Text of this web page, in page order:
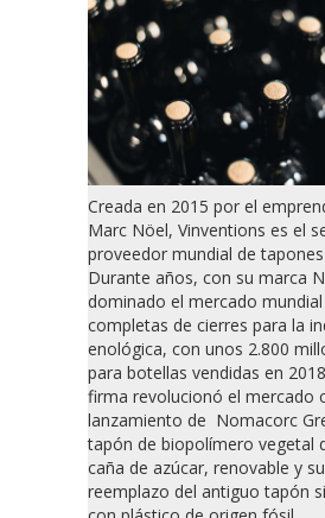
Creada en 2015 por el
Marc Nöel, Vinventions es el
proveedor mundial de
Durante años, con su marca
dominado el mercado
completas de cierres para la
enológica, con unos 2.800
para botellas vendidas en
firma revolucionó el mercado
lanzamiento de Nomacorc
tapón de biopolímero vegetal
caña de azúcar, renovable y
reemplazo del antiguo tapón